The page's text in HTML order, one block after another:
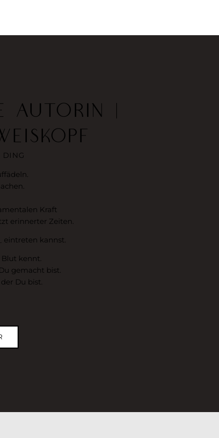
AUTORIN |
Kraft
erinnerter Zeiten.
eintreten kannst.
Blut kennt.
gemacht bist.
Du bist.